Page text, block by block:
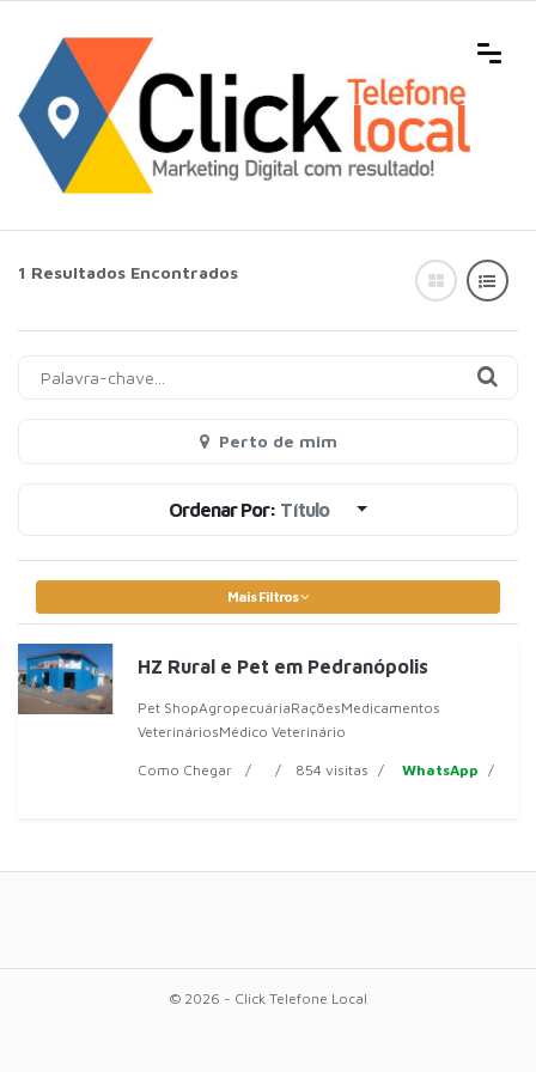
1 Resultados Encontrados
Perto de mim
Ordenar Por: Título
Mais Filtros
HZ Rural e Pet em Pedranópolis
Pet ShopAgropecuáriaRaçõesMedicamentos
VeterináriosMédico Veterinário
Como Chegar 854 visitas WhatsApp
© 2026 - Click Telefone Local